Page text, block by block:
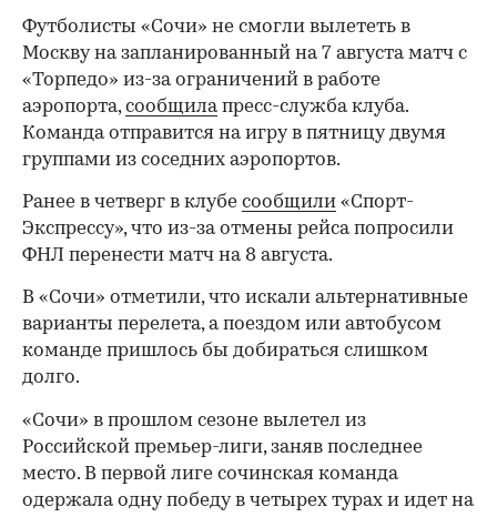
Футболисты «Сочи» не смогли вылететь в
Москву на запланированный на 7 августа матч с
«Торпедо» из-за ограничений в работе
аэропорта,сообщилапресс-служба клуба.
Команда отправится на игру в пятницу двумя
группами из соседних аэропортов.
Ранее в четверг в клубе сообщили «Спорт-
Экспрессу», что из-за отмены рейса попросили
ФНЛ перенести матч на 8 августа.
В «Сочи» отметили, что искали альтернативные
варианты перелета, а поездом или автобусом
команде пришлось бы добираться слишком
долго.
«Сочи» в прошлом сезоне вылетел из
Российской премьер-лиги, заняв последнее
место. В первой лиге сочинская команда
одержала одну победу в четырех турах и идет на